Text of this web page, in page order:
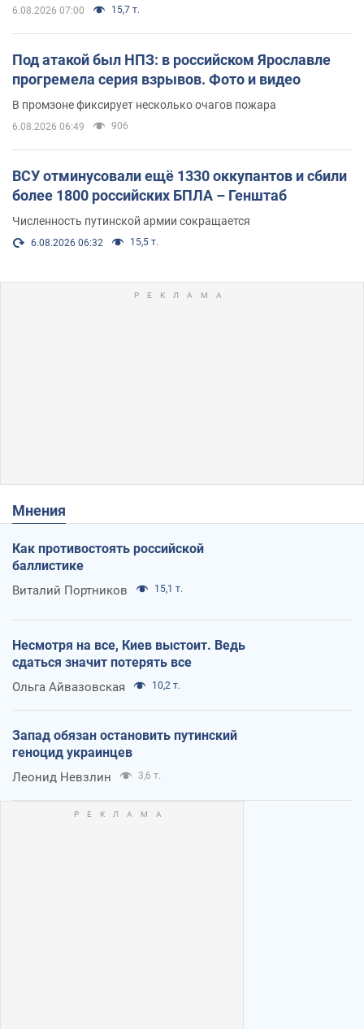
6.08.2026 07:00 15,7 т.
Под атакой был НПЗ: в российском Ярославле
прогремела серия взрывов. Фото и видео
В промзоне фиксирует несколько очагов пожара
6.08.2026 06:49 906
ВСУ отминусовали ещё 1330 оккупантов и сбили
более 1800 российских БПЛА – Генштаб
Численность путинской армии сокращается
6.08.2026 06:32 15,5 т.
Мнения
Как противостоять российской
баллистике
Виталий Портников 15,1 т.
Несмотря на все, Киев выстоит. Ведь
сдаться значит потерять все
Ольга Айвазовская 10,2 т.
Запад обязан остановить путинский
геноцид украинцев
Леонид Невзлин 3,6 т.